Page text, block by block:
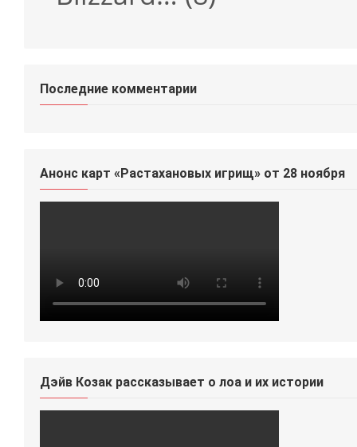
Последние комментарии
Анонс карт «Растахановых игрищ» от 28 ноября
Дэйв Козак рассказывает о лоа и их истории